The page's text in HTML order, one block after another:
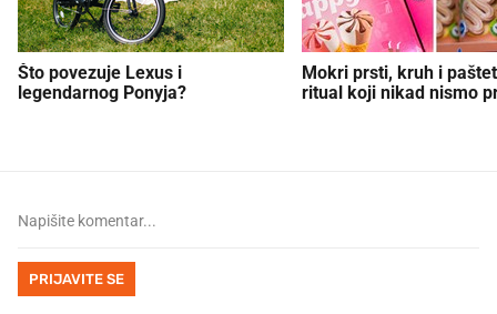
Što povezuje Lexus i
legendarnog Ponyja?
Mokri prsti, kruh i
ritual koji nikad nismo
PRIJAVITE SE